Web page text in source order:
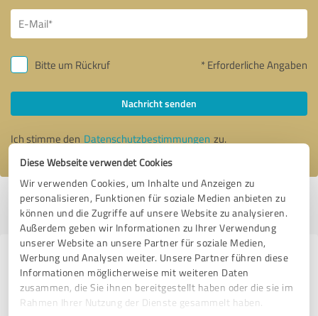
Diese Webseite verwendet Cookies
Wir verwenden Cookies, um Inhalte und Anzeigen zu
personalisieren, Funktionen für soziale Medien anbieten zu
können und die Zugriffe auf unsere Website zu analysieren.
Außerdem geben wir Informationen zu Ihrer Verwendung
unserer Website an unsere Partner für soziale Medien,
Werbung und Analysen weiter. Unsere Partner führen diese
Informationen möglicherweise mit weiteren Daten
zusammen, die Sie ihnen bereitgestellt haben oder die sie im
Rahmen Ihrer Nutzung der Dienste gesammelt haben.
Bitte um Rückruf * Erforderliche Angaben
Nachricht senden
Ich stimme den Datenschutzbestimmungen zu.
Profil aktiv seit 27.06.2022 |Letzte Aktualisierung: 04.03.2025|Profil
melden
Erfahrungen zu weiteren
Anbietern aus dem Bereich
Finanzdienstleistungen